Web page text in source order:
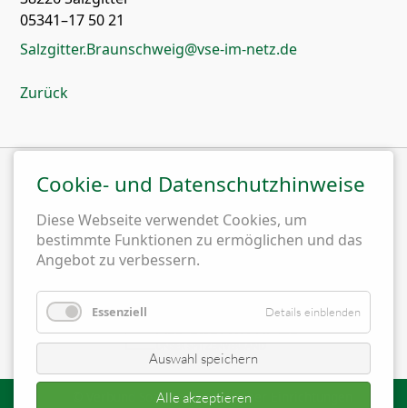
05341–17 50 21
Salzgitter.Braunschweig@vse-im-netz.de
Zurück
Wir sind Mitglied im
© Verbund Sozialtherapeutischer Einrichtungen
Cookie- und Datenschutzhinweise
Diese Webseite verwendet Cookies, um
bestimmte Funktionen zu ermöglichen und das
Angebot zu verbessern.
Essenziell Details einblenden
Auswahl speichern
Alle akzeptieren